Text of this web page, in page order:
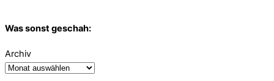
Was sonst geschah:
Archiv